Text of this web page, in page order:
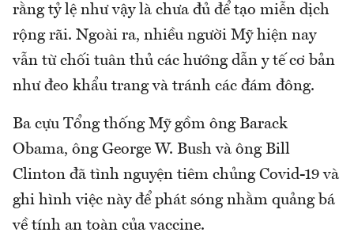
rằng tỷ lệ như vậy là chưa đủ để tạo miễn dịch
rộng rãi. Ngoài ra, nhiều người Mỹ hiện nay
vẫn từ chối tuân thủ các hướng dẫn y tế cơ bản
như đeo khẩu trang và tránh các đám đông.
Ba cựu Tổng thống Mỹ gồm ông Barack
Obama, ông George W. Bush và ông Bill
Clinton đã tình nguyện tiêm chủng Covid-19 và
ghi hình việc này để phát sóng nhằm quảng bá
về tính an toàn của vaccine.